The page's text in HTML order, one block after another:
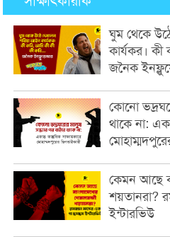
ঘুম থেকে
কার্যকর।
জনৈক
কোনো
থাকে না:
কেমন আছে
শয়তানরা?
ইন্টারভিউ